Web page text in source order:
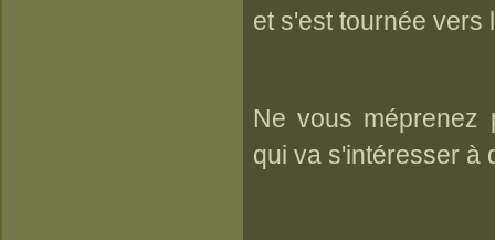
et s'est tournée vers
Ne vous méprenez
qui va s'intéresser à